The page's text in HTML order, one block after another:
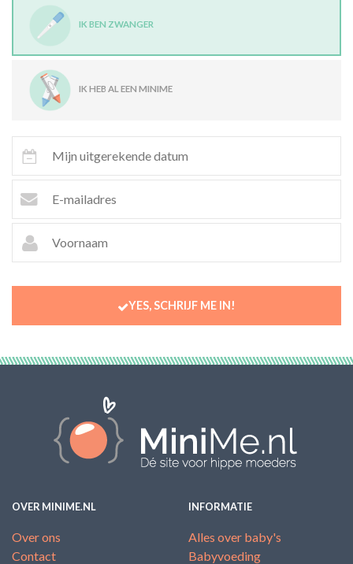
IK BEN ZWANGER
IK HEB AL EEN MINIME
YES, SCHRIJF ME IN!
OVER MINIME.NL
Over ons
Contact
INFORMATIE
Alles over baby's
Babyvoeding